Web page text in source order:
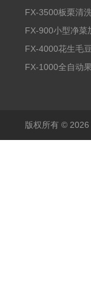
FX-3500板栗清
全自动气泡清洗
FX-900小型净菜
备野菜清洗机
FX-4000花生毛
蒸煮漂烫机
FX-1000全自动
版权所有 ©